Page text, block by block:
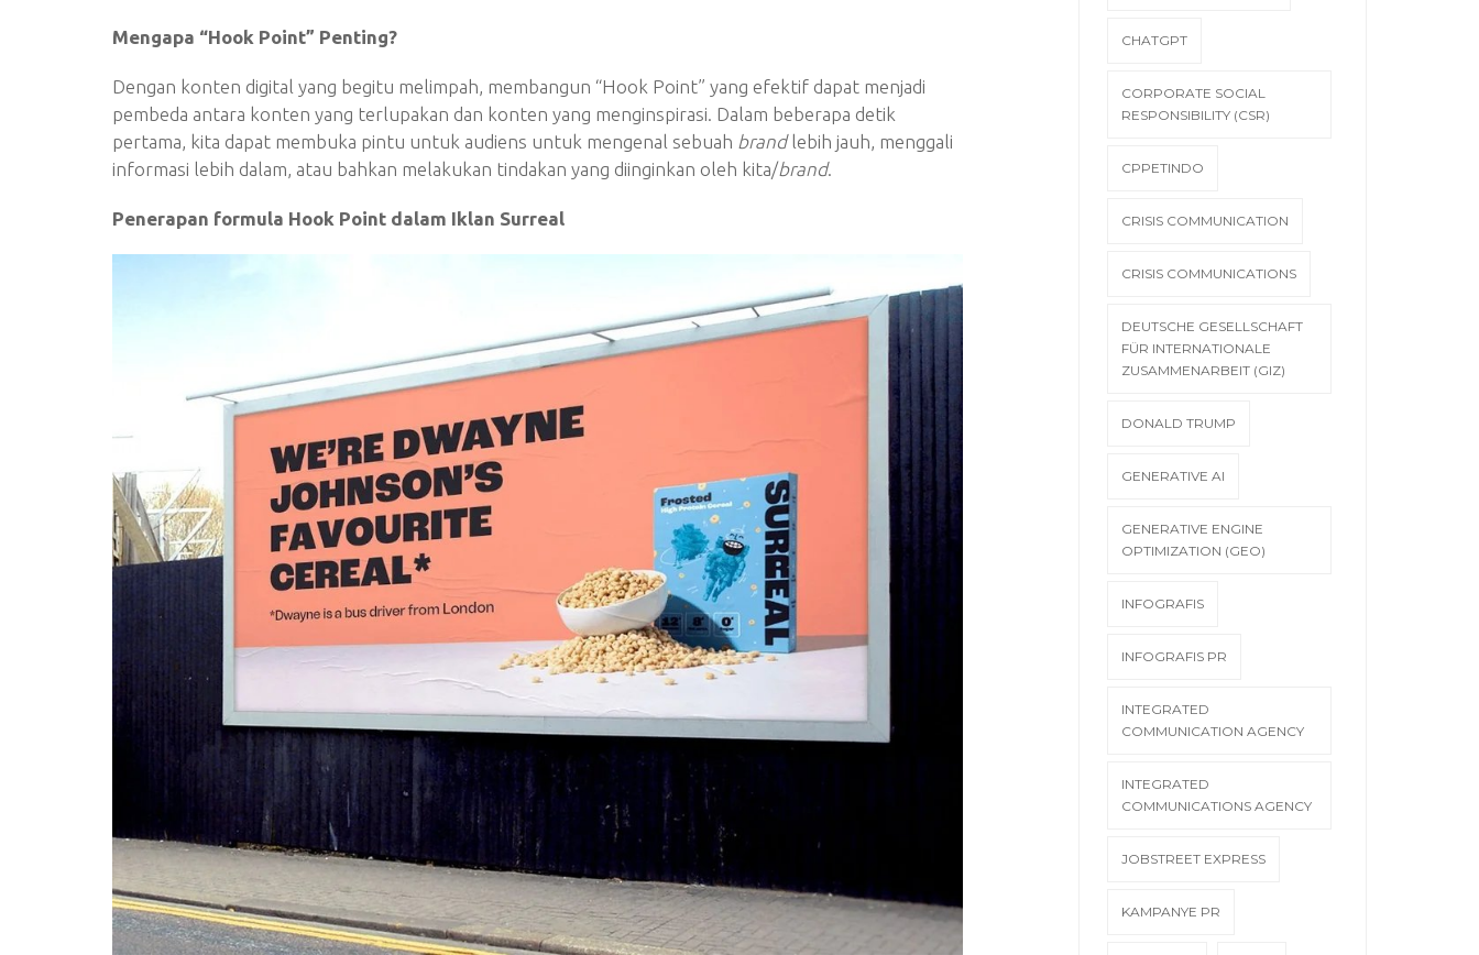
Mengapa “Hook Point” Penting?
Dengan konten digital yang begitu melimpah, membangun “Hook Point” yang efektif dapat menjadi
pembeda antara konten yang terlupakan dan konten yang menginspirasi. Dalam beberapa detik
pertama, kita dapat membuka pintu untuk audiens untuk mengenal sebuah brandlebih jauh, menggali
informasi lebih dalam, atau bahkan melakukan tindakan yang diinginkan oleh kita/brand.
Penerapan formula Hook Point dalam Iklan Surreal
CHATGPT
CORPORATE SOCIAL
RESPONSIBILITY (CSR)
CPPETINDO
CRISIS COMMUNICATION
CRISIS COMMUNICATIONS
DEUTSCHE GESELLSCHAFT
FÜR INTERNATIONALE
ZUSAMMENARBEIT (GIZ)
DONALD TRUMP
GENERATIVE AI
GENERATIVE ENGINE
OPTIMIZATION (GEO)
INFOGRAFIS
INFOGRAFIS PR
INTEGRATED
COMMUNICATION AGENCY
INTEGRATED
COMMUNICATIONS AGENCY
JOBSTREET EXPRESS
KAMPANYE PR